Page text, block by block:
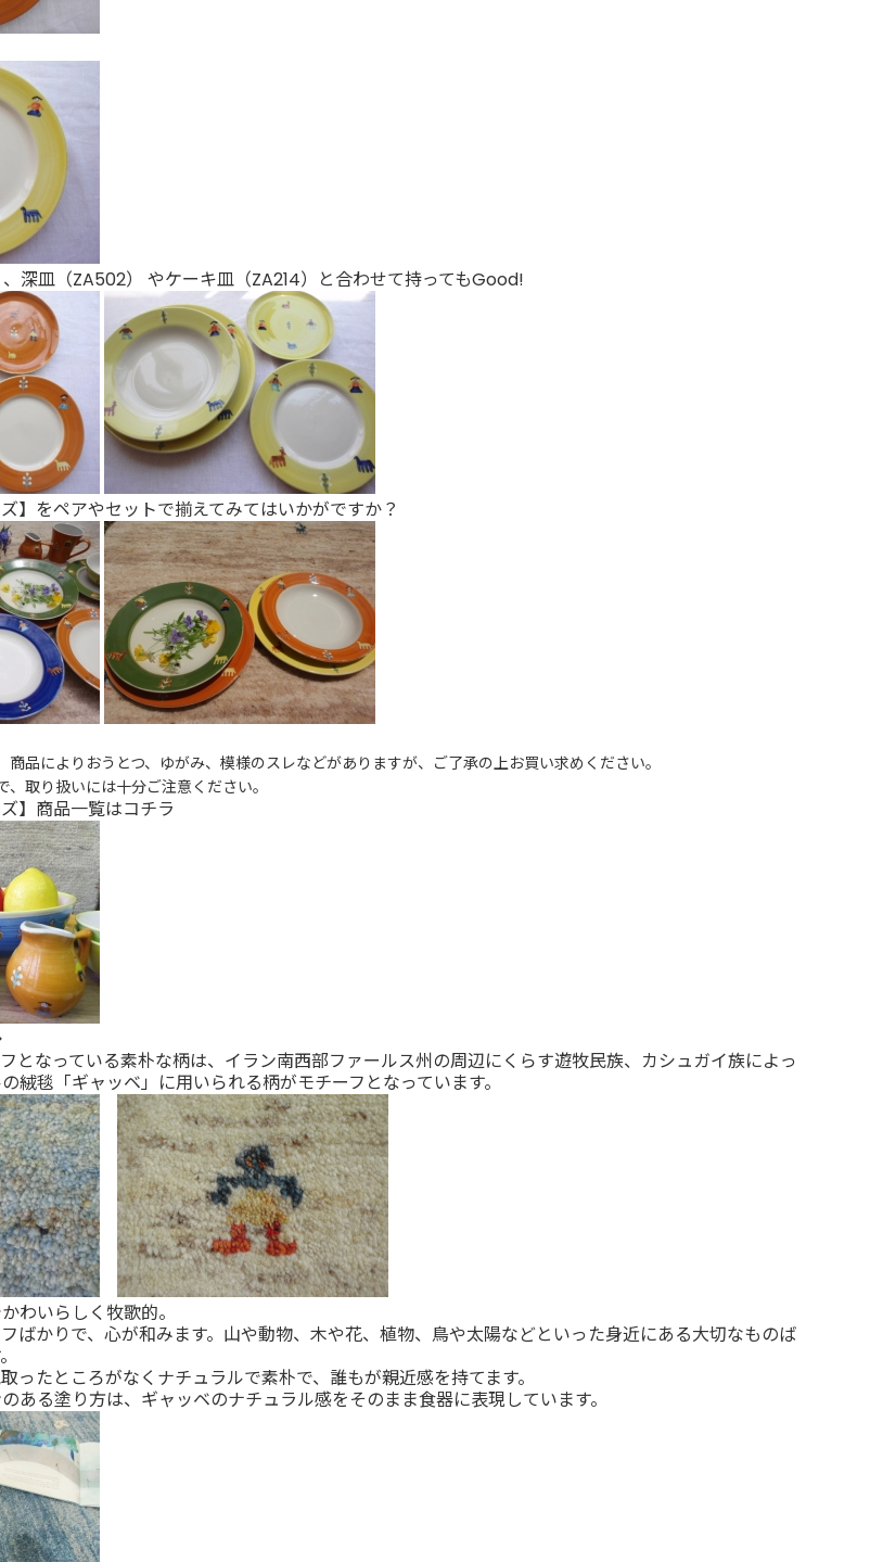
、 深皿（ZA502） やケーキ皿（ZA214） と合わせて持ってもGood!
】をペアやセットで揃えてみてはいかがですか？
商品によりおうとつ、ゆがみ、模様のスレなどがありますが、ご了承の上お買い求めください。
取り扱いには十分ご注意ください。
】商品一覧はコチラ
となっている素朴な柄は、イラン南西部ファールス州の周辺にくらす遊牧民族、カシュガイ族によっ
絨毯「ギャッベ」に用いられる柄がモチーフとなっています。
わいらしく牧歌的。
ばかりで、心が和みます。山や動物、木や花、植物、鳥や太陽などといった身近にある大切なものば
ったところがなくナチュラルで素朴で、誰もが親近感を持てます。
ある塗り方は、ギャッベのナチュラル感をそのまま食器に表現しています。